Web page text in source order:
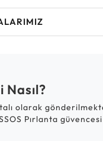
olarak
Pırlanta güvencesi